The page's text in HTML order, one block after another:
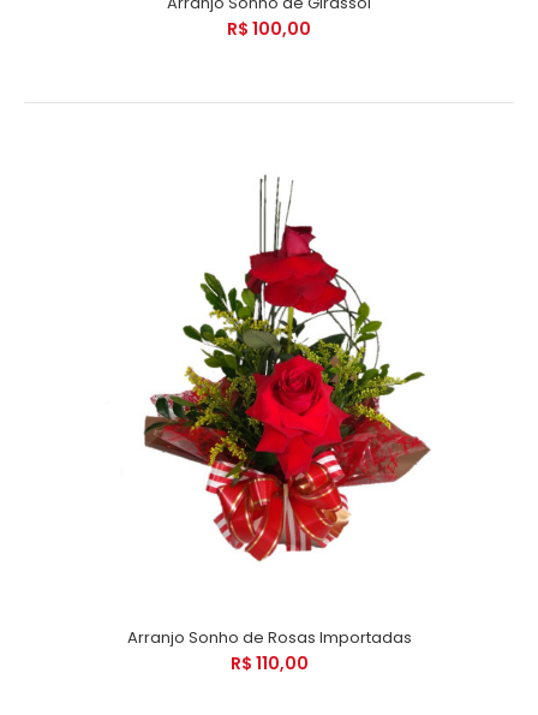
R$ 100,00
Arranjo Sonho de Rosas Importadas
R$ 110,00